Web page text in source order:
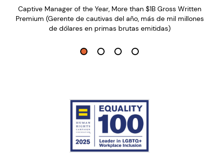
Captive Manager of the Year, More than $1B Gross Written
Premium (Gerente de cautivas del año, más de mil millones
de dólares en primas brutas emitidas)